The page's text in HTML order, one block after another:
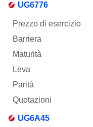
UG6776
UG6A45